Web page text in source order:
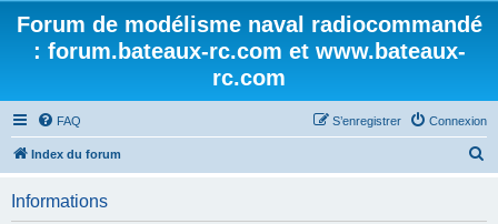
Forum de modélisme naval radiocommandé
: forum.bateaux-rc.com et www.bateaux-
rc.com
FAQ Connexion
S’enregistrer
Index du forum
Informations